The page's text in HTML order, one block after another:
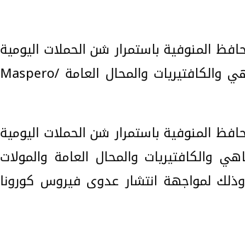
المنوفية باستمرار شن الحملات اليومية
لتنفيذ قرار رئيس مجلس الوزراء بشأن غلق المقاهي والكافتيريات والمحال العامة /Maspero
المنوفية باستمرار شن الحملات اليومية
والكافتيريات والمحال العامة والمولات
لمواجهة انتشار عدوى فيروس كورونا